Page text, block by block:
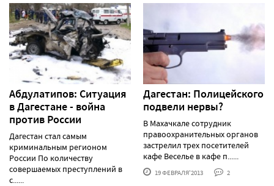
Абдулатипов: Ситуация
в Дагестане - война
против России
Дагестан стал самым
криминальным регионом
России По количеству
совершаемых преступлений в
с......
Дагестан: Полицейского
подвели нервы?
В Махачкале сотрудник
правоохранительных органов
застрелил трех посетителей
кафе Веселье в кафе п......
19 ФЕВРАЛЯ'2013 2